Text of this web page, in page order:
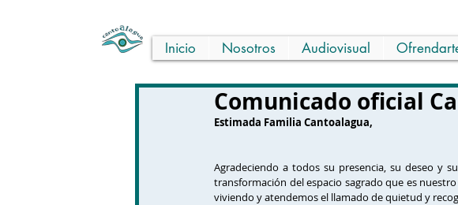
Inicio Nosotros Audiovisual
Comunicado oficial
Estimada Familia Cantoalagua,
Agradeciendo a todos su presencia, su deseo y
transformación del espacio sagrado que es
viviendo y atendemos el llamado de quietud y